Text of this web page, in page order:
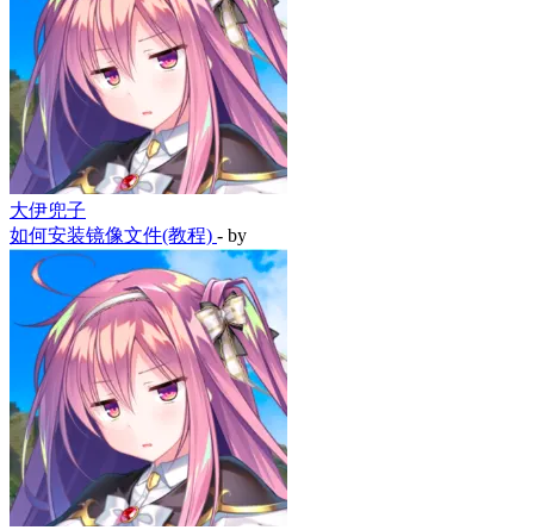
大伊兜子
如何安装镜像文件(教程) - by